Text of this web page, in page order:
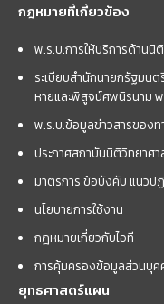
กฎหมายที่เกี่ยวข้อง
พ.ร.บ.การให้บริการด้าน
ระเบียบสำนักนายกรัฐมน
หายและพิสูจน์ศพนิรนาม
พ.ร.บ.ข้อมูลข่าวสารของท
ประกาศสถาบันนิติวิทยาศ
มาตรการ ข้อบังคับ แนวป
นโยบายการใช้งาน
กฎหมายเกี่ยวกับไอที
การคุ้มครองข้อมูลส่วนบุค
ยุทธศาสตร์แผน